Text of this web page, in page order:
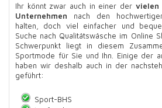
Ihr könnt zwar auch in einer der vielen
Unternehmen nach den
halten, doch viel einfacher und
Suche nach Qualitätswäsche im Online
Schwerpunkt liegt in diesem
Sportmode für Sie und Ihn. Einige der
haben wir deshalb auch in der
geführt:
Sport-BHS